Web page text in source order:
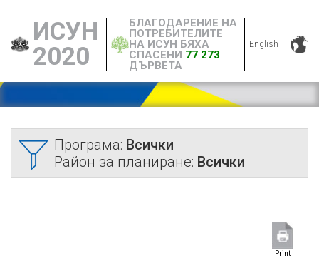
ИСУН
2020
БЛАГОДАРЕНИЕ НА
ПОТРЕБИТЕЛИТЕ
НА ИСУН БЯХА
СПАСЕНИ 77 273
ДЪРВЕТА
English
Програма: Всички
Район за планиране: Всички
Print